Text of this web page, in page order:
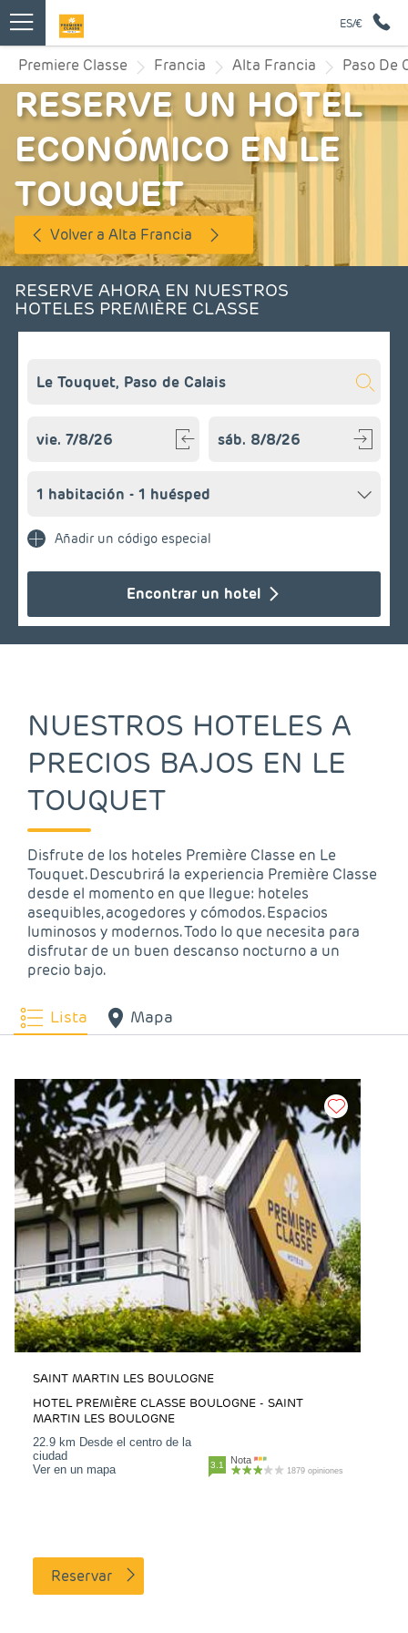
ES/€
Premiere Classe Francia Alta Francia Paso De
RESERVE UN HOTEL
ECONÓMICO EN LE
TOUQUET
Volver a Alta Francia
RESERVE AHORA EN NUESTROS
HOTELES PREMIÈRE CLASSE
Encontrar un hotel
Añadir un código especial
NUESTROS HOTELES A
PRECIOS BAJOS EN LE
TOUQUET
Disfrute de los hoteles Première Classe en Le
Touquet. Descubrirá la experiencia Première Classe
desde el momento en que llegue: hoteles
asequibles, acogedores y cómodos. Espacios
luminosos y modernos. Todo lo que necesita para
disfrutar de un buen descanso nocturno a un
precio bajo.
Lista Mapa
SAINT MARTIN LES BOULOGNE
HOTEL PREMIÈRE CLASSE BOULOGNE - SAINT
MARTIN LES BOULOGNE
22.9 km Desde el centro de la
ciudad
Ver en un mapa
3.1 Nota
1879 opiniones
Reservar